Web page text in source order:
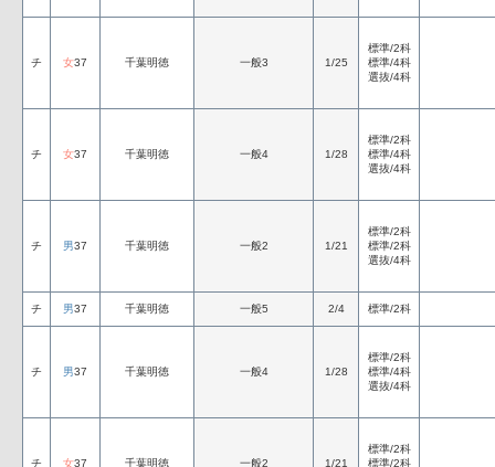
チ 女37 千葉明徳 一般3 1/25
標準/2科
標準/4科
選抜/4科
チ 女37 千葉明徳 一般4 1/28
標準/2科
標準/4科
選抜/4科
チ 男37 千葉明徳 一般2 1/21
標準/2科
標準/2科
選抜/4科
チ 男37 千葉明徳 一般5 2/4 標準/2科
チ 男37 千葉明徳 一般4 1/28
標準/2科
標準/4科
選抜/4科
チ 女37 千葉明徳 一般2 1/21
標準/2科
標準/2科